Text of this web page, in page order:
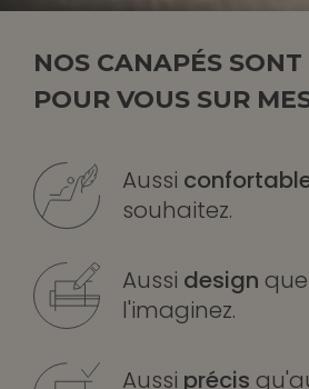
NOS CANAPÉS
POUR VOUS SUR
Aussi
souhaitez.
Aussi design
l'imaginez.
Aussi précis